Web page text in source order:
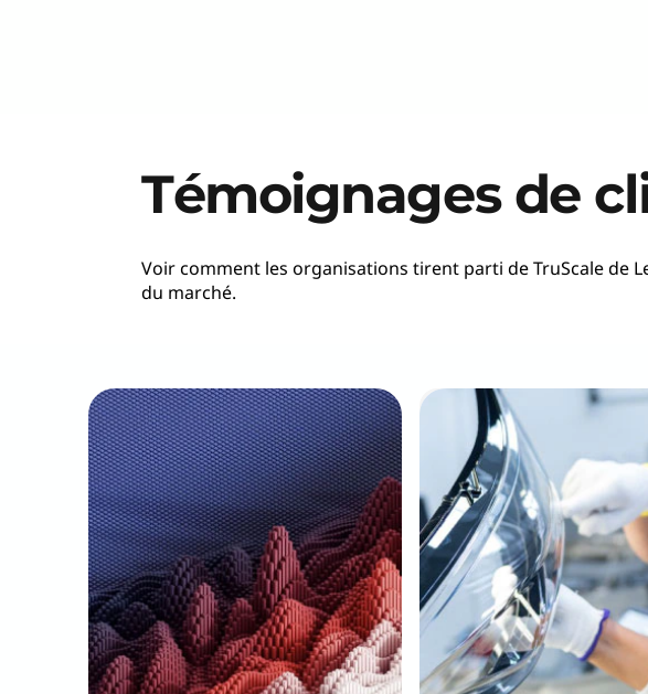
Témoignages de
Voir comment les organisations tirent parti de TruScale de
du marché.